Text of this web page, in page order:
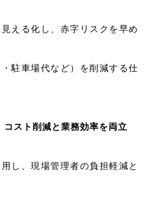
える化し、赤字リスクを早め
駐車場代など）を削減する仕
スト削減と業務効率を両立
し、現場管理者の負担軽減と